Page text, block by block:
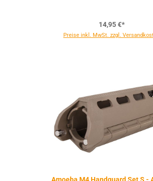
14,95 €*
Preise inkl. MwSt. zzgl.